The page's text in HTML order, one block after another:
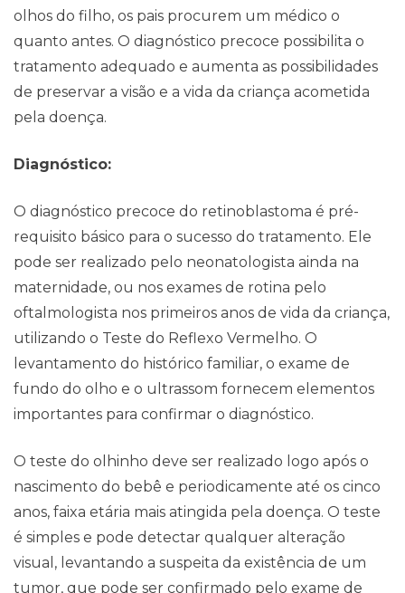
olhos do filho, os pais procurem um médico o
quanto antes. O diagnóstico precoce possibilita o
tratamento adequado e aumenta as possibilidades
de preservar a visão e a vida da criança acometida
pela doença.
Diagnóstico:
O diagnóstico precoce do retinoblastoma é pré-
requisito básico para o sucesso do tratamento. Ele
pode ser realizado pelo neonatologista ainda na
maternidade, ou nos exames de rotina pelo
oftalmologista nos primeiros anos de vida da criança,
utilizando o Teste do Reflexo Vermelho. O
levantamento do histórico familiar, o exame de
fundo do olho e o ultrassom fornecem elementos
importantes para confirmar o diagnóstico.
O teste do olhinho deve ser realizado logo após o
nascimento do bebê e periodicamente até os cinco
anos, faixa etária mais atingida pela doença. O teste
é simples e pode detectar qualquer alteração
visual, levantando a suspeita da existência de um
tumor, que pode ser confirmado pelo exame de